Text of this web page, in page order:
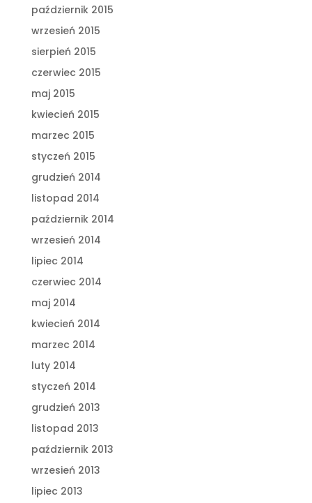
październik 2015
wrzesień 2015
sierpień 2015
czerwiec 2015
maj 2015
kwiecień 2015
marzec 2015
styczeń 2015
grudzień 2014
listopad 2014
październik 2014
wrzesień 2014
lipiec 2014
czerwiec 2014
maj 2014
kwiecień 2014
marzec 2014
luty 2014
styczeń 2014
grudzień 2013
listopad 2013
październik 2013
wrzesień 2013
lipiec 2013